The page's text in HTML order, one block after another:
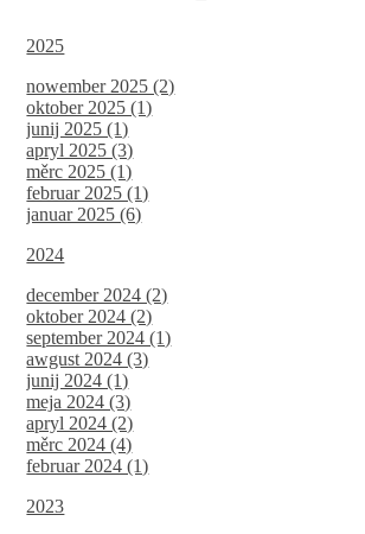
2025
nowember 2025 (2)
oktober 2025 (1)
junij 2025 (1)
apryl 2025 (3)
měrc 2025 (1)
februar 2025 (1)
januar 2025 (6)
2024
december 2024 (2)
oktober 2024 (2)
september 2024 (1)
awgust 2024 (3)
junij 2024 (1)
meja 2024 (3)
apryl 2024 (2)
měrc 2024 (4)
februar 2024 (1)
2023